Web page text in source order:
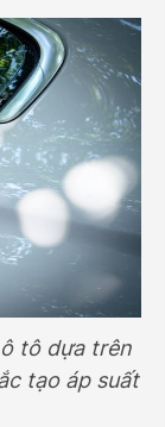
tô dựa trên
tạo áp suất